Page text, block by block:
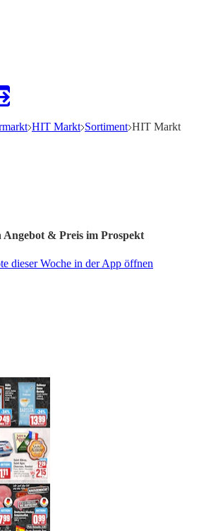
HIT Markt Sortiment HIT Markt
& Preis im Prospekt
dieser Woche in der App öffnen